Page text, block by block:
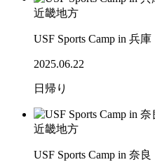
近畿地方
USF Sports Camp in 兵
2025.06.22
日帰り
近畿地方
USF Sports Camp in 奈